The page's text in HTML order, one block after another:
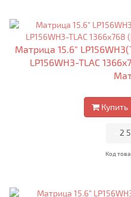
Матрица 15.6"
LP156WH3-TLAC
Купить
2
Код